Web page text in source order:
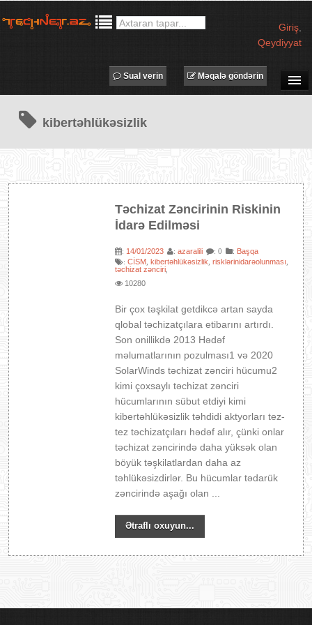
Giriş
Qeydiyyat
MƏQALƏLƏR
PROQRAMLAR
IT LÜĞƏT
Məqalə göndərin
Sual verin
kibertəhlükəsizlik
Təchizat Zəncirinin Riskinin
İdarə Edilməsi
: 14/01/2023 :azaralili : 0 : Başqa
:CİSM kibertəhlükəsizlik ,risklərinidarəolunması
təchizat zənciri
10280
Bir çox təşkilat getdikcə artan sayda
qlobal təchizatçılara etibarını artırdı.
Son onillikdə 2013 Hədəf
məlumatlarının pozulması1 və 2020
SolarWinds təchizat zənciri hücumu2
kimi çoxsaylı təchizat zənciri
hücumlarının sübut etdiyi kimi
kibertəhlükəsizlik təhdidi aktyorları tez-
tez təchizatçıları hədəf alır, çünki onlar
təchizat zəncirində daha yüksək olan
böyük təşkilatlardan daha az
təhlükəsizdirlər. Bu hücumlar tədarük
zəncirində aşağı olan ...
Ətraflı oxuyun...